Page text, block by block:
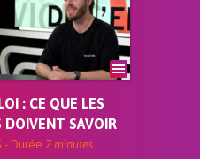
: CE QUE LES
DOIVENT SAVOIR
- Durée 7 minutes